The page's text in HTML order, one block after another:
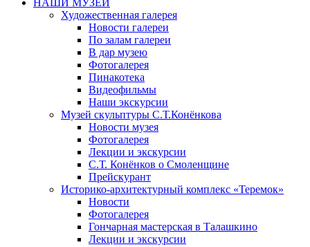
НАШИ МУЗЕИ
Художественная галерея
Новости галереи
По залам галереи
В дар музею
Фотогалерея
Пинакотека
Видеофильмы
Наши экскурсии
Музей скульптуры С.Т.Конёнкова
Новости музея
Фотогалерея
Лекции и экскурсии
С.Т. Конёнков о Смоленщине
Прейскурант
Историко-архитектурный комплекс «Теремок»
Новости
Фотогалерея
Гончарная мастерская в Талашкино
Лекции и экскурсии